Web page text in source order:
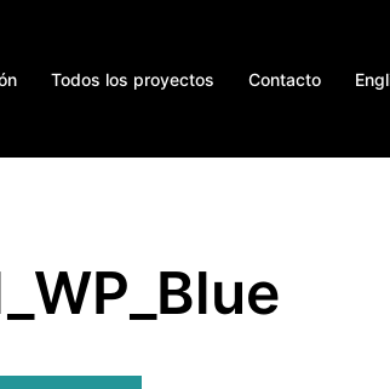
Todos los proyectos Contacto